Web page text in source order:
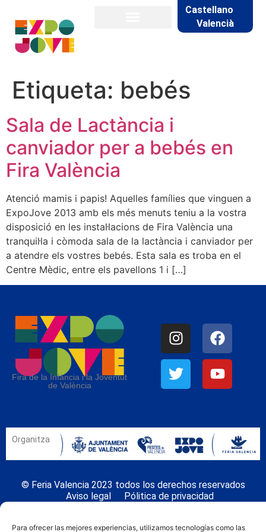
Para ofrecer las mejores experiencias, utilizamos tecnologías como las
Castellano
Valencià
Etiqueta: bebés
Sala de Lactància i
canviador per a bebés en
Fira València
Atenció mamis i papis! Aquelles famílies que vinguen a
ExpoJove 2013 amb els més menuts teniu a la vostra
disposició en les instal·lacions de Fira València una
tranquil·la i còmoda sala de la lactància i canviador per
a atendre els vostres bebés. Esta sala es troba en el
Centre Mèdic, entre els pavellons 1 i […]
Fira de la Infància i la Joventut
de València
Organitza
© Feria Valencia 2023 todos los derechos reservados
Aviso legal
Pólitica de privacidad